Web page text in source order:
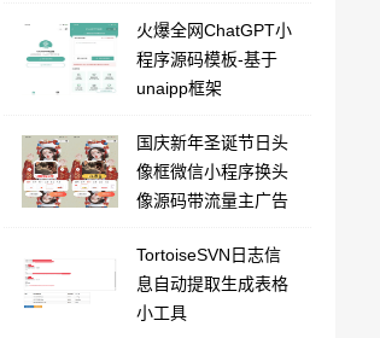
火爆全网ChatGPT小
程序源码模板-基于
unaipp框架
国庆新年圣诞节日头
像框微信小程序换头
像源码带流量主广告
TortoiseSVN日志信
息自动提取生成表格
小工具